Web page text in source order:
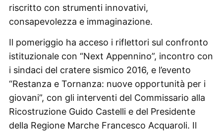
riscritto con strumenti innovativi,
consapevolezza e immaginazione.
Il pomeriggio ha acceso i riflettori sul confronto
istituzionale con “Next Appennino”, incontro con
i sindaci del cratere sismico 2016, e l’evento
“Restanza e Tornanza: nuove opportunità per i
giovani”, con gli interventi del Commissario alla
Ricostruzione Guido Castelli e del Presidente
della Regione Marche Francesco Acquaroli. Il